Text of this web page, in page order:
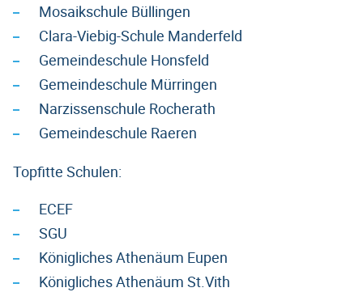
Mosaikschule Büllingen
Clara-Viebig-Schule Manderfeld
Gemeindeschule Honsfeld
Gemeindeschule Mürringen
Narzissenschule Rocherath
Gemeindeschule Raeren
Topfitte Schulen:
ECEF
SGU
Königliches Athenäum Eupen
Königliches Athenäum St.Vith